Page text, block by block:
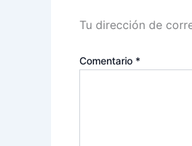
Tu dirección de
Comentario *